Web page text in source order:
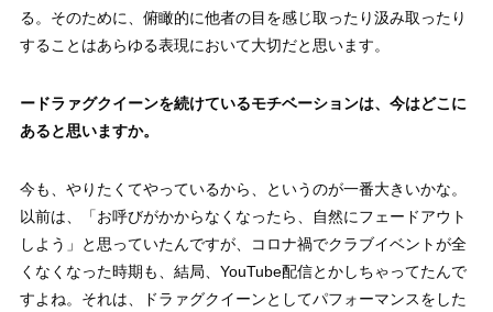
る。そのために、俯瞰的に他者の目を感じ取ったり汲み取ったり
することはあらゆる表現において大切だと思います。
ードラァグクイーンを続けているモチベーションは、今はどこに
あると思いますか。
今も、やりたくてやっているから、というのが一番大きいかな。
以前は、「お呼びがかからなくなったら、自然にフェードアウト
しよう」と思っていたんですが、コロナ禍でクラブイベントが全
くなくなった時期も、結局、YouTube配信とかしちゃってたんで
すよね。それは、ドラァグクイーンとしてパフォーマンスをした